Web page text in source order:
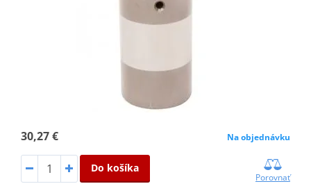
30,27 € Na objednávku
Do košíka
Porovnať